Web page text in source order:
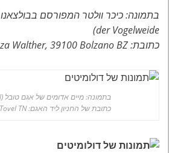
der Vogelweide)
כתובת: Piazza Walther, 39100 Bolzano BZ
בתמונה: מיים אדומים של אגם טובל (Lago di Tovel)
כתובת של החניון ליד האגם: SP14, 38019 Tovel TN